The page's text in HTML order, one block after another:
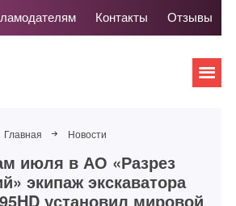
Контакты Отзывы
Главная Новости
июля в АО «Разрез
экипаж экскаватора
установил мировой